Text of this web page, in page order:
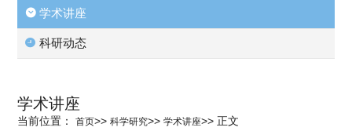
学术讲座
科研动态
学术讲座
当前位置：首页>> 科学研究>> 学术讲座>> 正文